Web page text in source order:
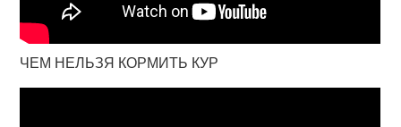
ЧЕМ НЕЛЬЗЯ КОРМИТЬ КУР